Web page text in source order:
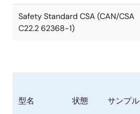
Safety Standard CSA (CAN/CSA
C22.2 62368-1)
型名 状態 サンプル